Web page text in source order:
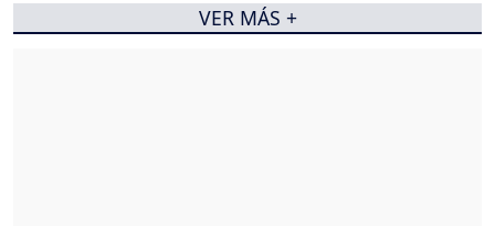
VER MÁS +